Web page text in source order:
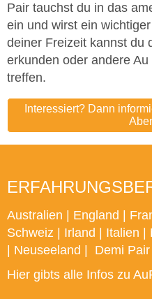
Pair tauchst du in das
ein und wirst ein
deiner Freizeit kannst du
erkunden oder andere
treffen.
Interessiert? Dann
Australien England
Schweiz
Irland Italien
Neuseeland
Demi
Hier gibts alle Infos zu